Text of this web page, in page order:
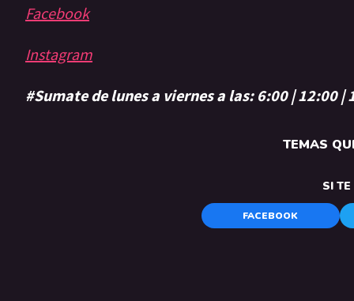
Facebook
Instagram
#Sumate de lunes a viernes a las: 6:00 | 12:00 |
TEMAS
SI
FACEBOOK